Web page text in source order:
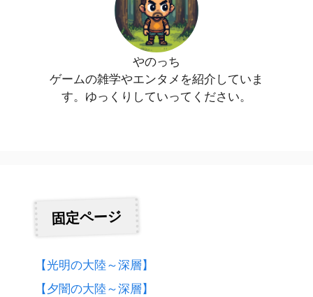
やのっち
ゲームの雑学やエンタメを紹介していま
す。ゆっくりしていってください。
固定ページ
【光明の大陸～深層】
【夕闇の大陸～深層】